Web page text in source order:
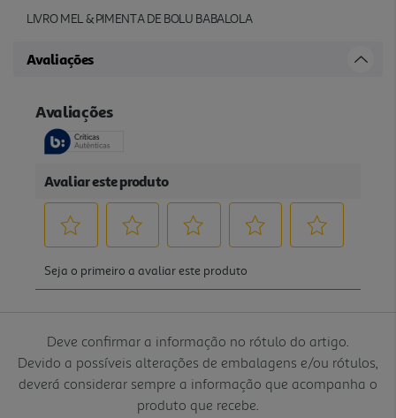
LIVRO MEL & PIMENTA DE BOLU BABALOLA
Avaliações
Deve confirmar a informação no rótulo do artigo.
Devido a possíveis alterações de embalagens e/ou rótulos,
deverá considerar sempre a informação que acompanha o
produto que recebe.